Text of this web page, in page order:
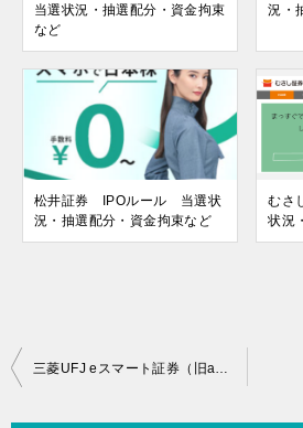
当選状況・抽選配分・資金拘束
など
況・
松井証券 IPOルール 当選状
況・抽選配分・資金拘束など
むさ
状況
投
三菱UFJ eスマート証券（旧auカブコム証券）2/1～名称変更しています